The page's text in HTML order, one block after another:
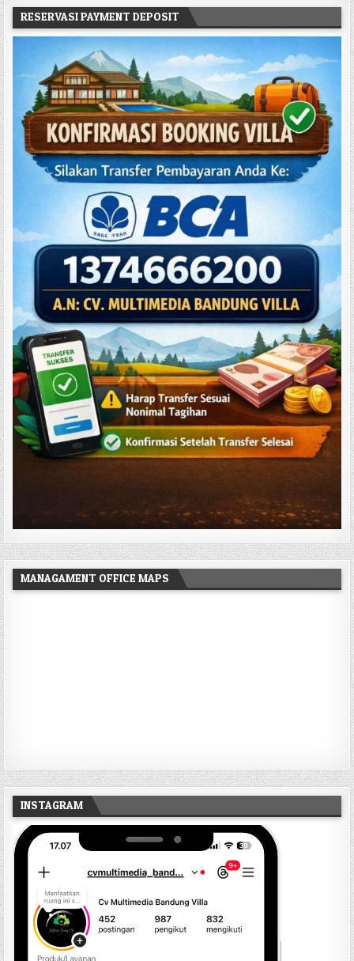
RESERVASI PAYMENT DEPOSIT
MANAGAMENT OFFICE MAPS
INSTAGRAM